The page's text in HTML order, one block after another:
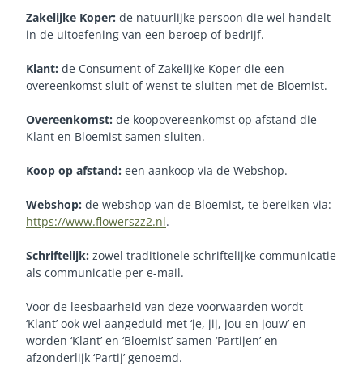
Zakelijke Koper: de natuurlijke persoon die wel handelt
in de uitoefening van een beroep of bedrijf.
Klant: de Consument of Zakelijke Koper die een
overeenkomst sluit of wenst te sluiten met de Bloemist.
Overeenkomst: de koopovereenkomst op afstand die
Klant en Bloemist samen sluiten.
Koop op afstand: een aankoop via de Webshop.
Webshop: de webshop van de Bloemist, te bereiken via:
https://www.flowerszz2.nl.
Schriftelijk: zowel traditionele schriftelijke communicatie
als communicatie per e-mail.
Voor de leesbaarheid van deze voorwaarden wordt
‘Klant’ ook wel aangeduid met ‘je, jij, jou en jouw’ en
worden ‘Klant’ en ‘Bloemist’ samen ‘Partijen’ en
afzonderlijk ‘Partij’ genoemd.